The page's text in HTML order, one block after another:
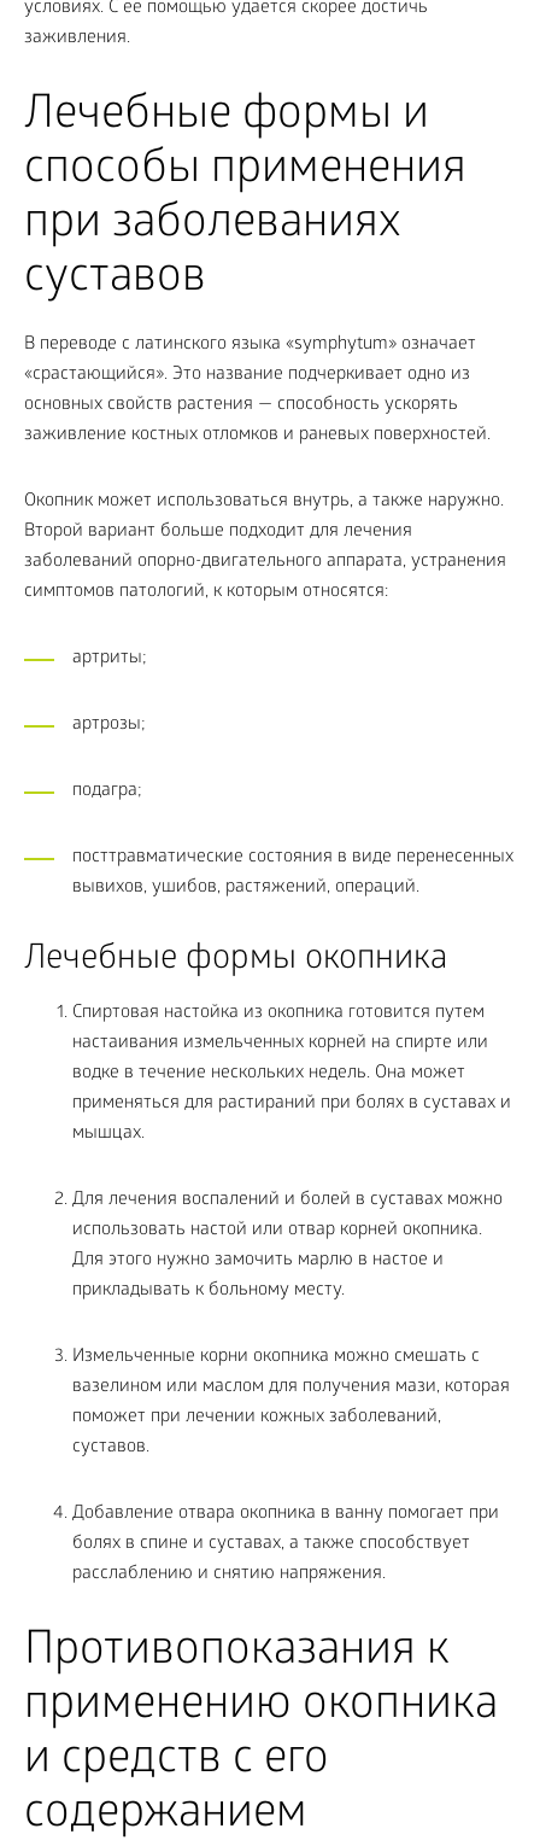
условиях. С ее помощью удается скорее достичь
заживления.
Лечебные формы и
способы применения
при заболеваниях
суставов
В переводе с латинского языка «symphytum» означает
«срастающийся». Это название подчеркивает одно из
основных свойств растения — способность ускорять
заживление костных отломков и раневых поверхностей.
Окопник может использоваться внутрь, а также наружно.
Второй вариант больше подходит для лечения
заболеваний опорно-двигательного аппарата, устранения
симптомов патологий, к которым относятся:
артриты;
артрозы;
подагра;
посттравматические состояния в виде перенесенных
вывихов, ушибов, растяжений, операций.
Лечебные формы окопника
Спиртовая настойка из окопника готовится путем
настаивания измельченных корней на спирте или
водке в течение нескольких недель. Она может
применяться для растираний при болях в суставах и
мышцах.
Для лечения воспалений и болей в суставах можно
использовать настой или отвар корней окопника.
Для этого нужно замочить марлю в настое и
прикладывать к больному месту.
Измельченные корни окопника можно смешать с
вазелином или маслом для получения мази, которая
поможет при лечении кожных заболеваний,
суставов.
Добавление отвара окопника в ванну помогает при
болях в спине и суставах, а также способствует
расслаблению и снятию напряжения.
Противопоказания к
применению окопника
и средств с его
содержанием